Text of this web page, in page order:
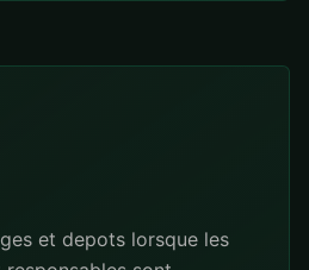
et depots lorsque les